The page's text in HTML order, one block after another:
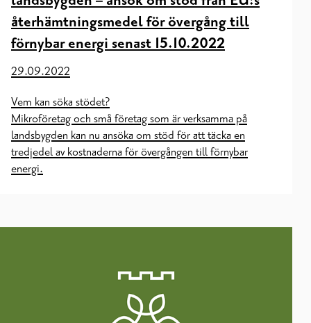
återhämtningsmedel för övergång till
förnybar energi senast 15.10.2022
29.09.2022
Vem kan söka stödet?
Mikroföretag och små företag som är verksamma på
landsbygden kan nu ansöka om stöd för att täcka en
tredjedel av kostnaderna för övergången till förnybar
energi.